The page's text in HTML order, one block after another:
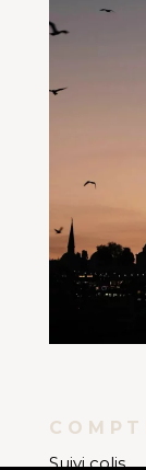
Suivi colis